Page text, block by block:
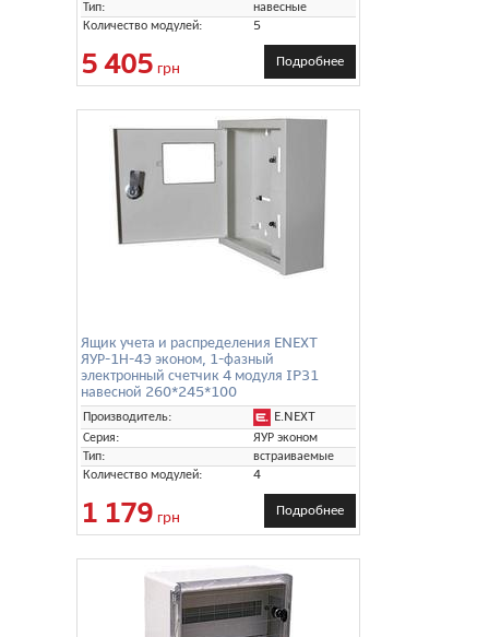
Тип:
навесные
Количество модулей:
5
5 405 грн Подробнее
Ящик учета и распределения ENEXT
ЯУР-1Н-4Э эконом, 1-фазный
электронный счетчик 4 модуля IP31
навесной 260*245*100
Производитель:
E.NEXT
Серия:
ЯУР эконом
Тип:
встраиваемые
Количество модулей:
4
1 179 грн Подробнее